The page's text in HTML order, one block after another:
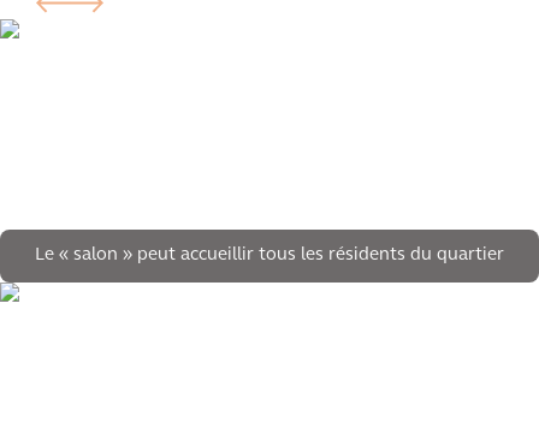
Le « salon » peut accueillir tous les résidents du quartier